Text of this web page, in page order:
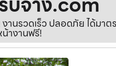
นรวดเร็ว ปลอดภัย ได้มาต
น้างานฟรี!